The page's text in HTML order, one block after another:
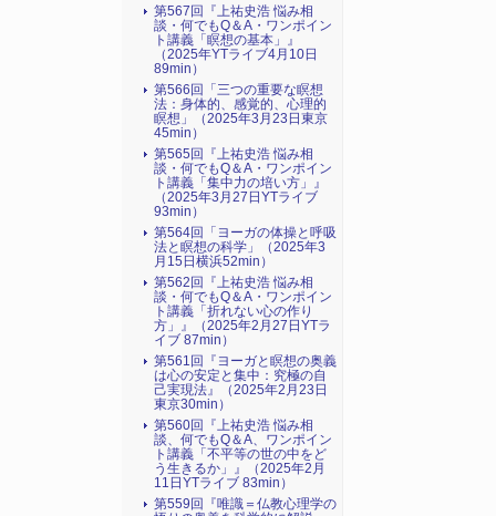
第567回『上祐史浩 悩み相
談・何でもQ＆A・ワンポイン
ト講義「瞑想の基本」』
（2025年YTライブ4月10日
89min）
第566回「三つの重要な瞑想
法：身体的、感覚的、心理的
瞑想」（2025年3月23日東京
45min）
第565回『上祐史浩 悩み相
談・何でもQ＆A・ワンポイン
ト講義「集中力の培い方」』
（2025年3月27日YTライブ
93min）
第564回「ヨーガの体操と呼吸
法と瞑想の科学」（2025年3
月15日横浜52min）
第562回『上祐史浩 悩み相
談・何でもQ＆A・ワンポイン
ト講義「折れない心の作り
方」』（2025年2月27日YTラ
イブ 87min）
第561回『ヨーガと瞑想の奥義
は心の安定と集中：究極の自
己実現法』（2025年2月23日
東京30min）
第560回『上祐史浩 悩み相
談、何でもQ＆A、ワンポイン
ト講義「不平等の世の中をど
う生きるか」』（2025年2月
11日YTライブ 83min）
第559回『唯識＝仏教心理学の